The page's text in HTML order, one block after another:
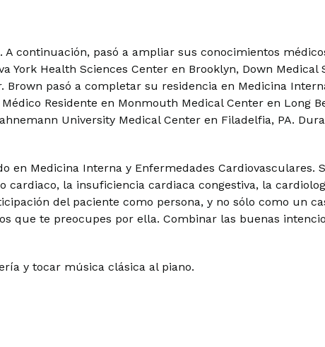
continuación, pasó a ampliar sus conocimientos
Health Sciences Center en Brooklyn, Down Medical
pasó a completar su residencia en Medicina
Residente en Monmouth Medical Center en Long
University Medical Center en Filadelfia, PA.
en Medicina Interna y Enfermedades Cardiovasculares.
la insuficiencia cardiaca congestiva, la
del paciente como persona, y no sólo como un
que te preocupes por ella. Combinar las buenas
y tocar música clásica al piano.